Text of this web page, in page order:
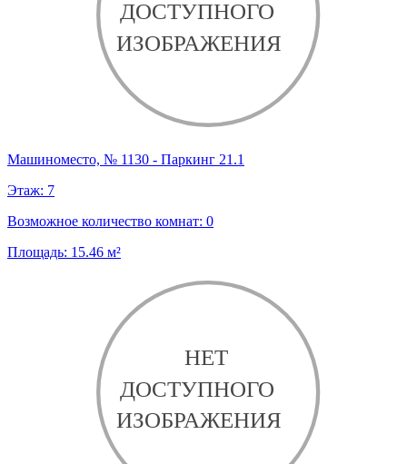
Машиноместо, № 1130 - Паркинг 21.1
Этаж: 7
Возможное количество комнат: 0
Площадь: 15.46 м²